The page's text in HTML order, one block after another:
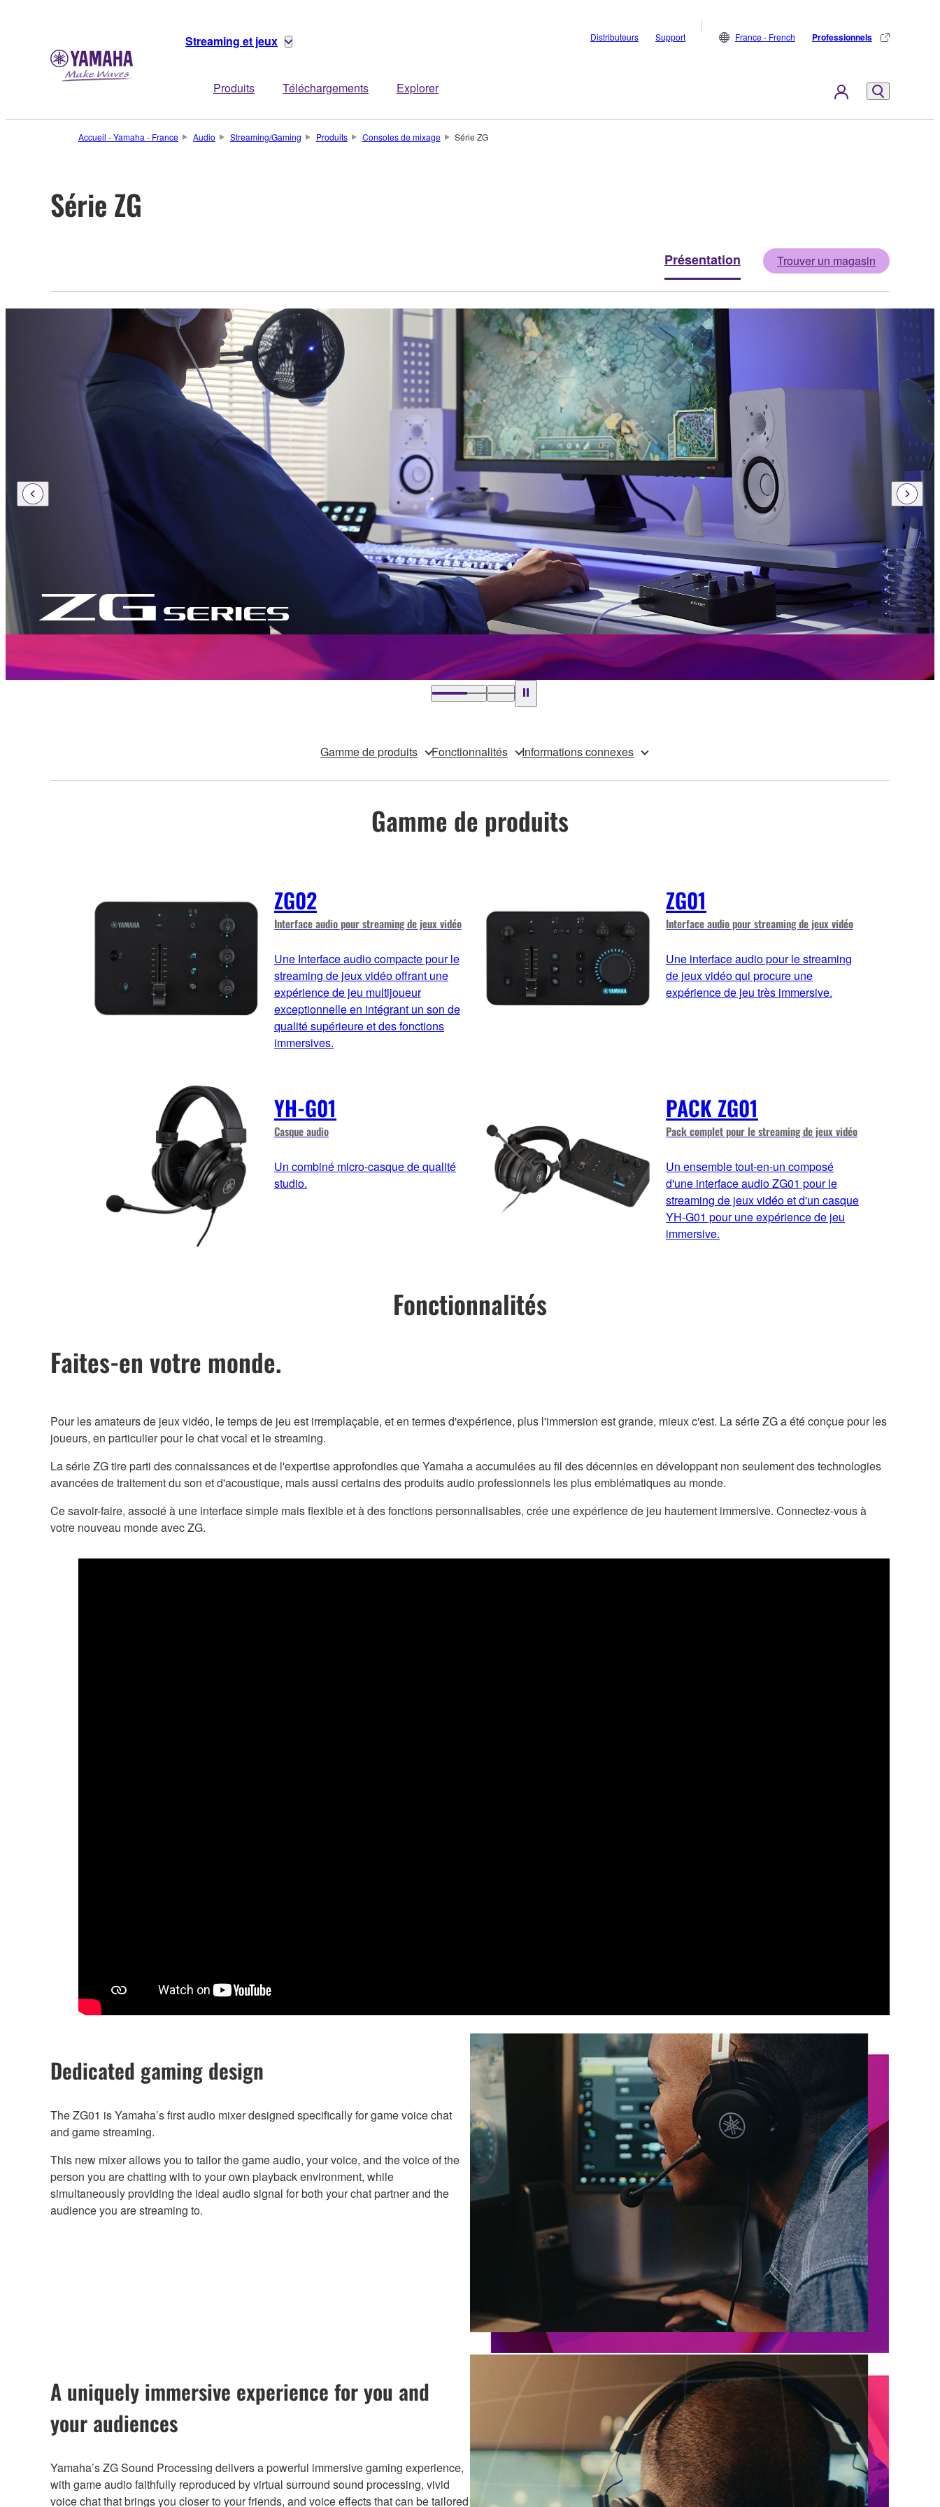
Streaming et jeux
Produits Téléchargements Explorer
Distributeurs Support France - French Professionnels
Accueil - Yamaha - France Audio Streaming/Gaming Produits Consoles de mixage Série ZG
Série ZG
Présentation Trouver un magasin
Gamme de produits Fonctionnalités Informations connexes
Gamme de produits
ZG02
Interface audio pour streaming de jeux vidéo
Une Interface audio compacte pour le
streaming de jeux vidéo offrant une
expérience de jeu multijoueur
exceptionnelle en intégrant un son de
qualité supérieure et des fonctions
immersives.
ZG01
Interface audio pour streaming de jeux vidéo
Une interface audio pour le streaming
de jeux vidéo qui procure une
expérience de jeu très immersive.
YH-G01
Casque audio
Un combiné micro-casque de qualité
studio.
PACK ZG01
Pack complet pour le streaming de jeux vidéo
Un ensemble tout-en-un composé
d'une interface audio ZG01 pour le
streaming de jeux vidéo et d'un casque
YH-G01 pour une expérience de jeu
immersive.
Fonctionnalités
Faites-en votre monde.
Pour les amateurs de jeux vidéo, le temps de jeu est irremplaçable, et en termes d'expérience, plus l'immersion est grande, mieux c'est. La série ZG a été conçue pour les
joueurs, en particulier pour le chat vocal et le streaming.
La série ZG tire parti des connaissances et de l'expertise approfondies que Yamaha a accumulées au fil des décennies en développant non seulement des technologies
avancées de traitement du son et d'acoustique, mais aussi certains des produits audio professionnels les plus emblématiques au monde.
Ce savoir-faire, associé à une interface simple mais flexible et à des fonctions personnalisables, crée une expérience de jeu hautement immersive. Connectez-vous à
votre nouveau monde avec ZG.
Dedicated gaming design
The ZG01 is Yamaha’s first audio mixer designed specifically for game voice chat
and game streaming.
This new mixer allows you to tailor the game audio, your voice, and the voice of the
person you are chatting with to your own playback environment, while
simultaneously providing the ideal audio signal for both your chat partner and the
audience you are streaming to.
A uniquely immersive experience for you and
your audiences
Yamaha’s ZG Sound Processing delivers a powerful immersive gaming experience,
with game audio faithfully reproduced by virtual surround sound processing, vivid
voice chat that brings you closer to your friends, and voice effects that can be tailored